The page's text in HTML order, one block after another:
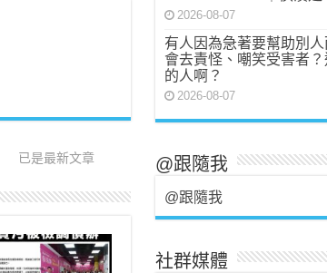
已是最新文章
2026-08-07
有人因為急著要幫助別
會去責怪、嘲笑受害者
的人啊？
2026-08-07
@跟隨我
@跟隨我
社群媒體